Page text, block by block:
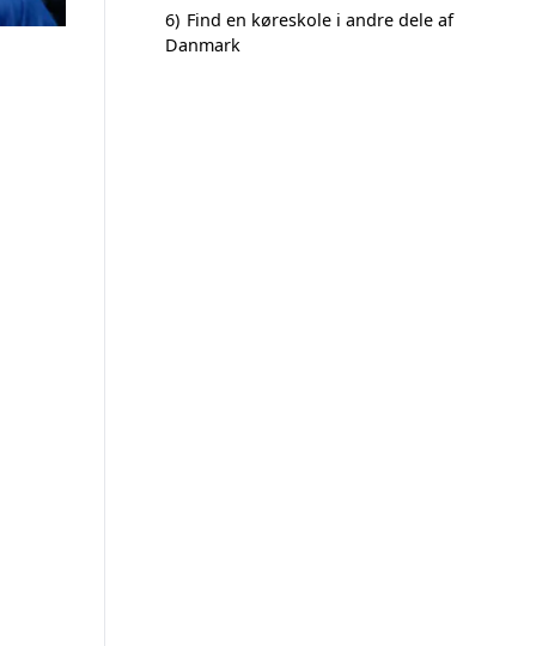
6) Find en køreskole i andre dele af
Danmark